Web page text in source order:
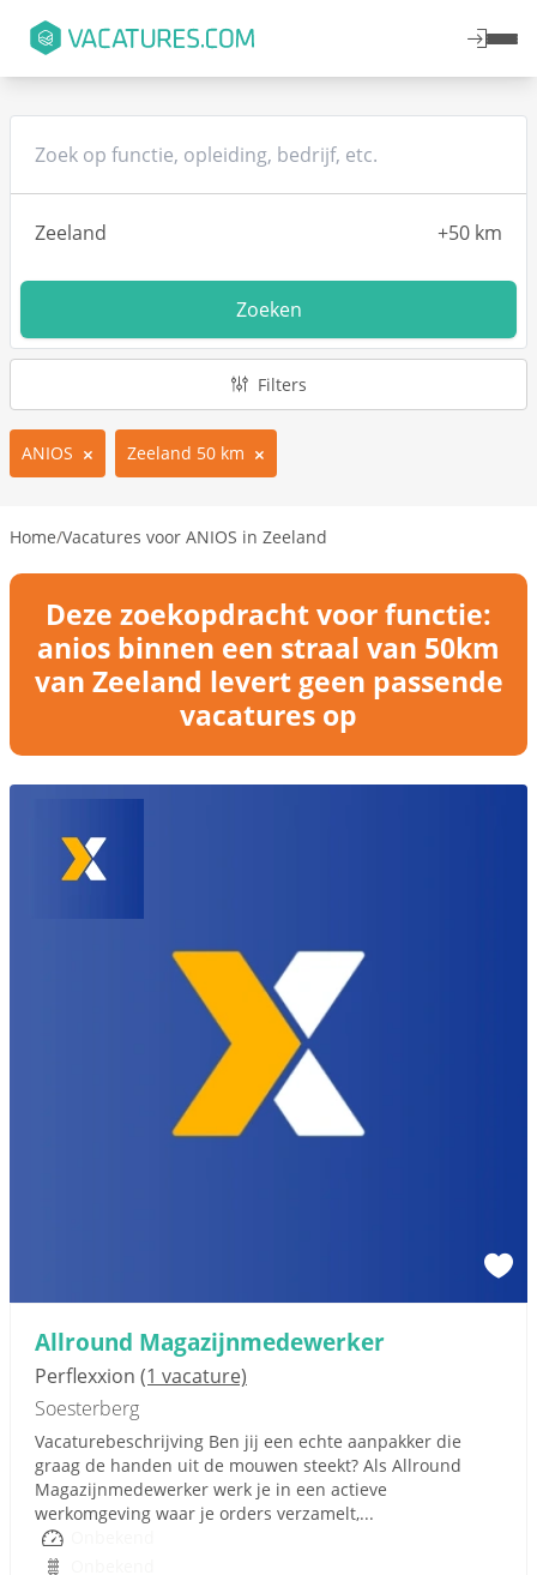
Zoeken
Filters
ANIOS Zeeland 50 km
Home/Vacatures voor ANIOS in Zeeland
Deze zoekopdracht voor functie:
anios binnen een straal van 50km
van Zeeland levert geen passende
vacatures op
Allround Magazijnmedewerker
Perflexxion (1 vacature)
Soesterberg
Vacaturebeschrijving Ben jij een echte aanpakker die
graag de handen uit de mouwen steekt? Als Allround
Magazijnmedewerker werk je in een actieve
werkomgeving waar je orders verzamelt,...